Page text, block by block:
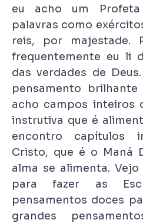
eu acho um Profeta
palavras como
reis, por majestade.
frequentemente eu li
das verdades de
pensamento
acho campos inteiros
instrutiva que é
encontro capítulos
Cristo, que é o Maná
alma se alimenta.
para fazer as
pensamentos doces
grandes